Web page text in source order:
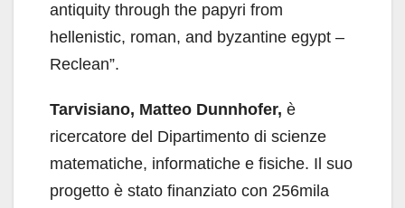
antiquity through the papyri from
hellenistic, roman, and byzantine egypt –
Reclean”.
Tarvisiano, Matteo Dunnhofer, è
ricercatore del Dipartimento di scienze
matematiche, informatiche e fisiche. Il suo
progetto è stato finanziato con 256mila